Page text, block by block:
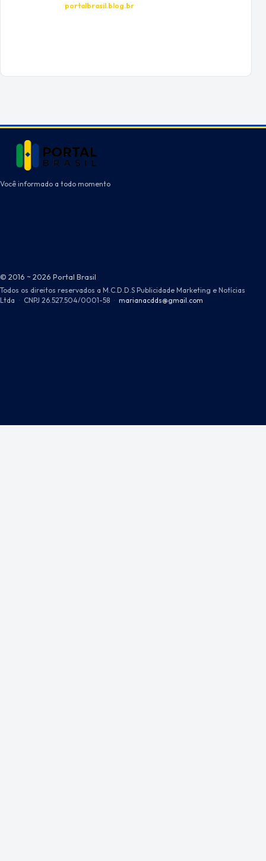
portalbrasil.blog.br
Você informado a todo momento
© 2016 ~ 2026 Portal Brasil
Todos os direitos reservados a M.C.D.D.S Publicidade Marketing e Notícias
Ltda · CNPJ 26.527.504/0001-58 · marianacdds@gmail.com